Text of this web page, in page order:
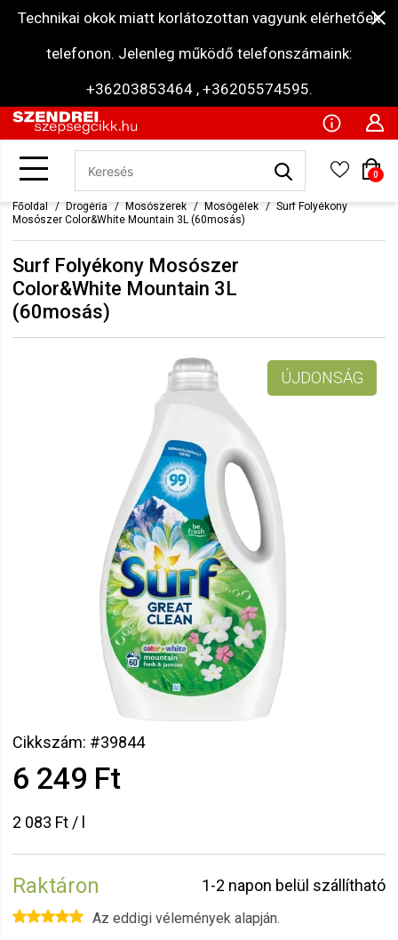
Technikai okok miatt korlátozottan vagyunk elérhetőek
telefonon. Jelenleg működő telefonszámaink:
+36203853464 , +36205574595.
0
Főoldal Drogéria Mosószerek Mosógélek
Surf Folyékony
Mosószer Color&White Mountain 3L (60mosás)
Surf Folyékony Mosószer
Color&White Mountain 3L
(60mosás)
ÚJDONSÁG
Cikkszám: #39844
6 249 Ft
2 083 Ft / l
Raktáron 1-2 napon belül szállítható
Az eddigi vélemények alapján.